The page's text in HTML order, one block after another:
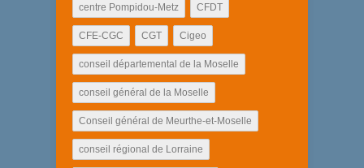
centre Pompidou-Metz CFDT
CFE-CGC CGT Cigeo
conseil départemental de la Moselle
conseil général de la Moselle
Conseil général de Meurthe-et-Moselle
conseil régional de Lorraine